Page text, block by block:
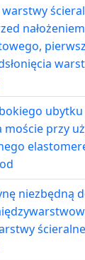
moście przy
niezbędną